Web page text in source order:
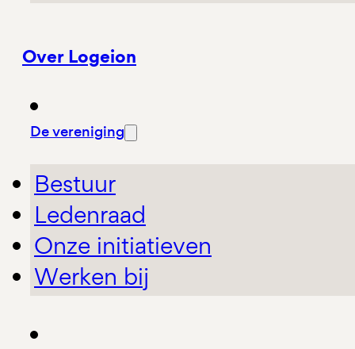
Over Logeion
De vereniging
Bestuur
Ledenraad
Onze initiatieven
Werken bij